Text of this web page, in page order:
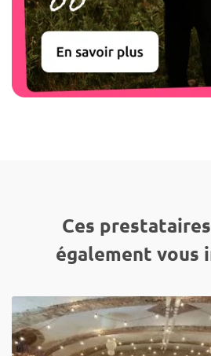
Ces
également vous